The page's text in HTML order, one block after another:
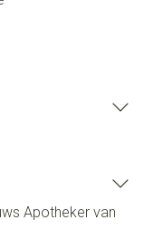
Apotheker van